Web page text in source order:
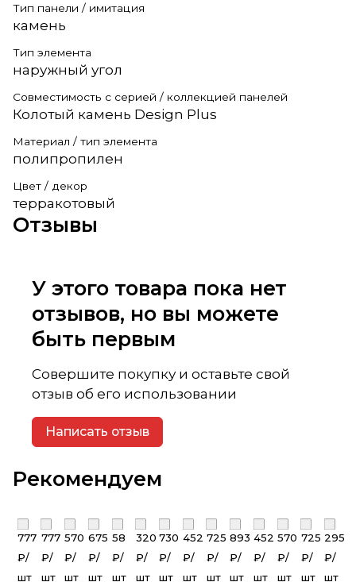
Тип панели / имитация
камень
Тип элемента
наружный угол
Совместимость с серией / коллекцией панелей
Колотый камень Design Plus
Материал / тип элемента
полипропилен
Цвет / декор
терракотовый
Отзывы
У этого товара пока нет
отзывов, но вы можете
быть первым
Совершите покупку и оставьте свой
отзыв об его использовании
Написать отзыв
Рекомендуем
777
₽/
шт
777
₽/
шт
570
₽/
шт
675
₽/
шт
58
₽/
шт
320
₽/
шт
730
₽/
шт
452
₽/
шт
725
₽/
шт
893
₽/
шт
452
₽/
шт
570
₽/
шт
725
₽/
шт
295
₽/
шт